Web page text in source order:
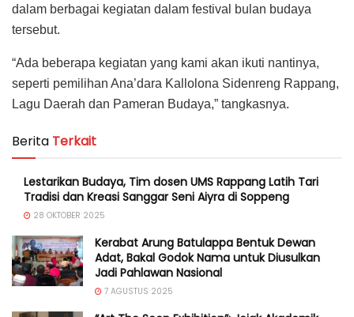
dalam berbagai kegiatan dalam festival bulan budaya
tersebut.
“Ada beberapa kegiatan yang kami akan ikuti nantinya,
seperti pemilihan Ana’dara Kallolona Sidenreng Rappang,
Lagu Daerah dan Pameran Budaya,” tangkasnya.
Berita Terkait
Lestarikan Budaya, Tim dosen UMS Rappang Latih Tari
Tradisi dan Kreasi Sanggar Seni Aiyra di Soppeng
28 OKTOBER 2025
Kerabat Arung Batulappa Bentuk Dewan
Adat, Bakal Godok Nama untuk Diusulkan
Jadi Pahlawan Nasional
7 AGUSTUS 2025